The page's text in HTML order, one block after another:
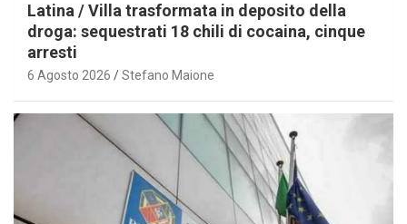
Latina / Villa trasformata in deposito della
droga: sequestrati 18 chili di cocaina, cinque
arresti
6 Agosto 2026 Stefano Maione